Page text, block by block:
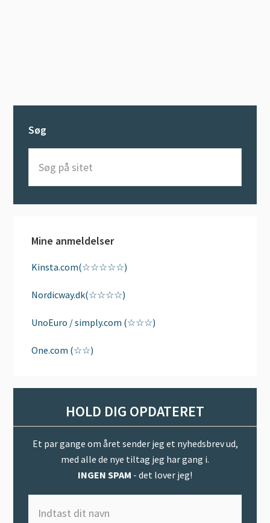
Søg
sitet
Mine anmeldelser
Kinsta.com(☆☆☆☆☆)
Nordicway.dk(☆☆☆☆)
UnoEuro / simply.com (☆☆☆)
One.com (☆☆)
HOLD DIG OPDATERET
Et par gange om året sender jeg et nyhedsbrev ud,
med alle de nye tiltag jeg har gang i.
INGEN SPAM - det lover jeg!